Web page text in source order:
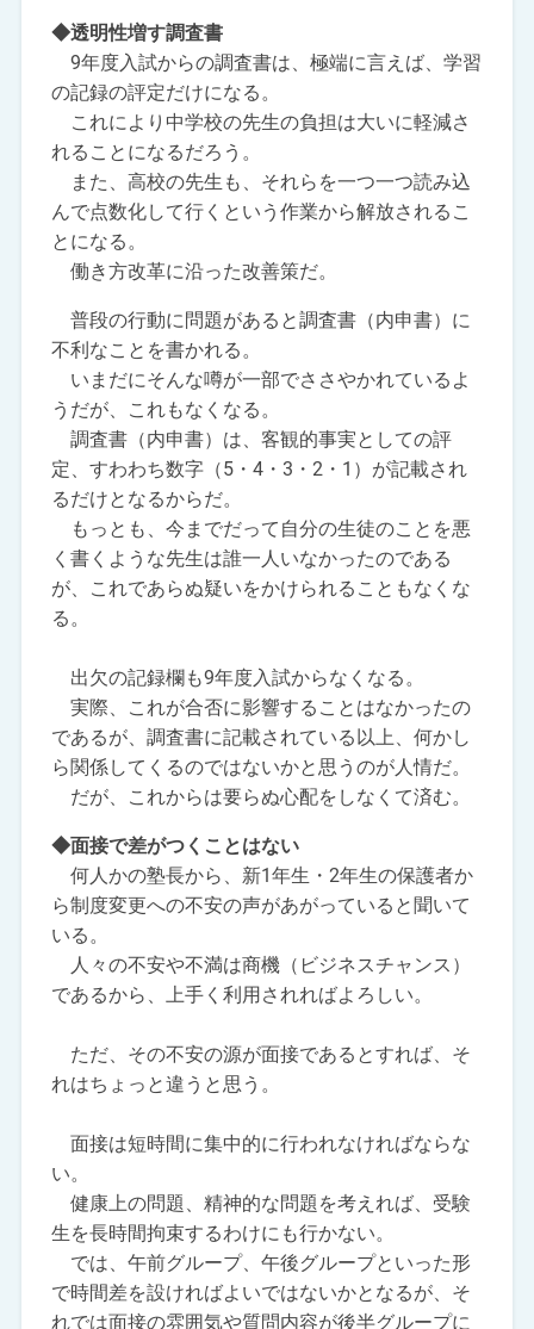
◆透明性増す調査書
9年度入試からの調査書は、極端に言えば、学習
の記録の評定だけになる。
これにより中学校の先生の負担は大いに軽減さ
れることになるだろう。
また、高校の先生も、それらを一つ一つ読み込
んで点数化して行くという作業から解放されるこ
とになる。
働き方改革に沿った改善策だ。
普段の行動に問題があると調査書（内申書）に
不利なことを書かれる。
いまだにそんな噂が一部でささやかれているよ
うだが、これもなくなる。
調査書（内申書）は、客観的事実としての評
定、すわわち数字（5・4・3・2・1）が記載され
るだけとなるからだ。
もっとも、今までだって自分の生徒のことを悪
く書くような先生は誰一人いなかったのである
が、これであらぬ疑いをかけられることもなくな
る。
出欠の記録欄も9年度入試からなくなる。
実際、これが合否に影響することはなかったの
であるが、調査書に記載されている以上、何かし
ら関係してくるのではないかと思うのが人情だ。
だが、これからは要らぬ心配をしなくて済む。
◆面接で差がつくことはない
何人かの塾長から、新1年生・2年生の保護者か
ら制度変更への不安の声があがっていると聞いて
いる。
人々の不安や不満は商機（ビジネスチャンス）
であるから、上手く利用されればよろしい。
ただ、その不安の源が面接であるとすれば、そ
れはちょっと違うと思う。
面接は短時間に集中的に行われなければならな
い。
健康上の問題、精神的な問題を考えれば、受験
生を長時間拘束するわけにも行かない。
では、午前グループ、午後グループといった形
で時間差を設ければよいではないかとなるが、そ
れでは面接の雰囲気や質問内容が後半グループに